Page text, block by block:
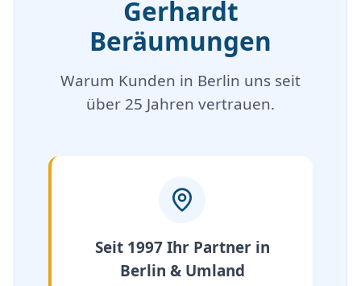
Gerhardt
Beräumungen
Warum Kunden in Berlin uns seit
über 25 Jahren vertrauen.
Seit 1997 Ihr Partner in
Berlin & Umland